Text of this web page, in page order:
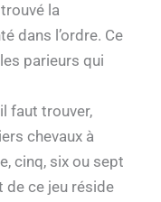
la
dans l’ordre. Ce
parieurs qui
faut trouver,
chevaux à
cinq, six ou sept
de ce jeu réside